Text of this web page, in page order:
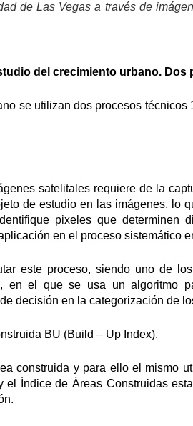
de Las Vegas a través de
del crecimiento urbano. Dos
se utilizan dos procesos
satelitales requiere de la
de estudio en las imágenes, lo
pixeles que determinen
en el proceso sistemático
este proceso, siendo uno de
en el que se usa un algoritmo
decisión en la categorización de
BU (Build – Up Index).
construida y para ello el mismo
el Índice de Áreas Construidas